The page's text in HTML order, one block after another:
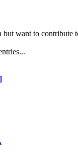
want to contribute